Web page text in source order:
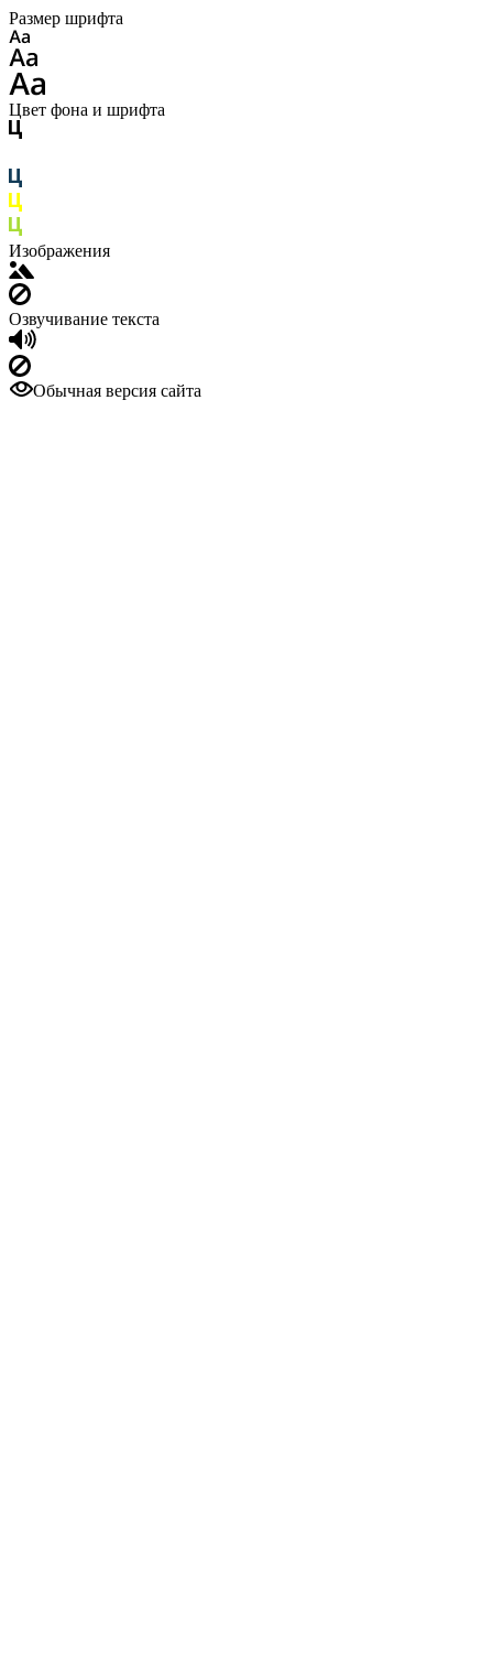
Размер шрифта
Цвет фона и шрифта
Изображения
Озвучивание текста
Обычная версия сайта